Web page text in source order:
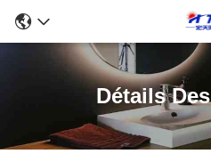
Détails